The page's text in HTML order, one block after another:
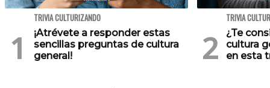
TRIVIA CULTURIZANDO
¡Atrévete a responder estas
sencillas preguntas de cultura
general!
TRIVIA
¿Te
cultura
en esta